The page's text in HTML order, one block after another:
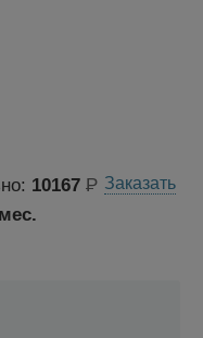
10167 Р